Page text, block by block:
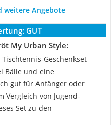
weitere Angebote
GUT
My Urban Style:
Geschenkset
Bälle und eine
gut für Anfänger oder
Vergleich von Jugend-
Set zu den